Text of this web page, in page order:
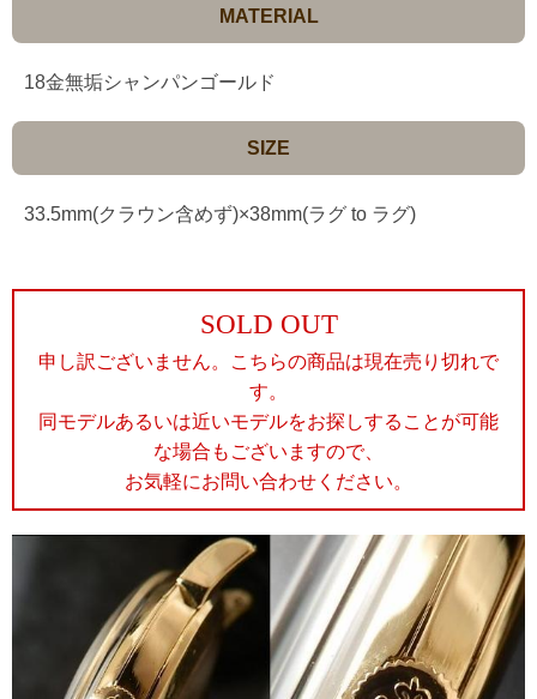
MATERIAL
18金無垢シャンパンゴールド
SIZE
33.5mm(クラウン含めず)×38mm(ラグ to ラグ)
SOLD OUT
申し訳ございません。こちらの商品は現在売り切れで
す。
同モデルあるいは近いモデルをお探しすることが可能
な場合もございますので、
お気軽にお問い合わせください。